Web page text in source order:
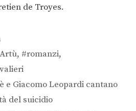
de Troyes.
, #romanzi,
e Giacomo Leopardi cantano
del suicidio